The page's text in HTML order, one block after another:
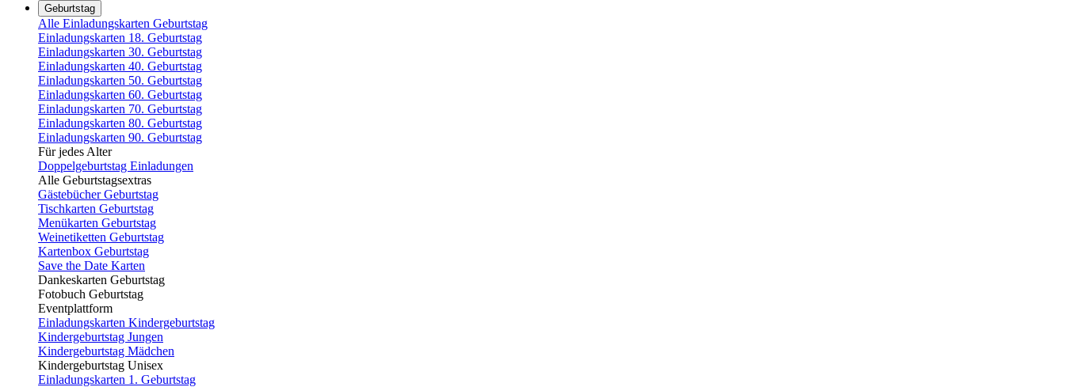
Geburtstag
Alle Einladungskarten Geburtstag
Einladungskarten 18. Geburtstag
Einladungskarten 30. Geburtstag
Einladungskarten 40. Geburtstag
Einladungskarten 50. Geburtstag
Einladungskarten 60. Geburtstag
Einladungskarten 70. Geburtstag
Einladungskarten 80. Geburtstag
Einladungskarten 90. Geburtstag
Für jedes Alter
Doppelgeburtstag Einladungen
Alle Geburtstagsextras
Gästebücher Geburtstag
Tischkarten Geburtstag
Menükarten Geburtstag
Weinetiketten Geburtstag
Kartenbox Geburtstag
Save the Date Karten
Dankeskarten Geburtstag
Fotobuch Geburtstag
Eventplattform
Einladungskarten Kindergeburtstag
Kindergeburtstag Jungen
Kindergeburtstag Mädchen
Kindergeburtstag Unisex
Einladungskarten 1. Geburtstag